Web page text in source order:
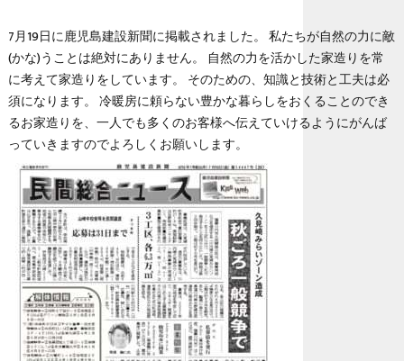
7月19日に鹿児島建設新聞に掲載されました。 私たちが自然の力に敵
(かな)うことは絶対にありません。 自然の力を活かした家造りを常
に考えて家造りをしています。 そのための、知識と技術と工夫は必
須になります。 冷暖房に頼らない豊かな暮らしをおくることのでき
るお家造りを、一人でも多くのお客様へ伝えていけるようにがんば
っていきますのでよろしくお願いします。